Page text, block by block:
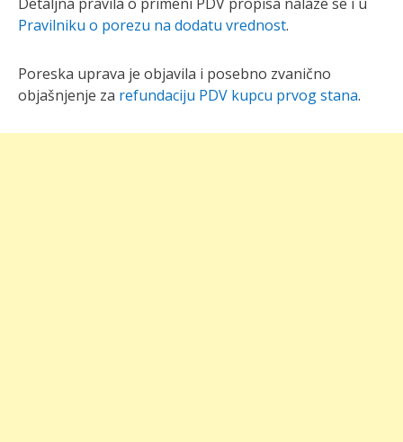
Pravilniku o porezu na dodatu vrednost.
Poreska uprava je objavila i posebno zvanično
objašnjenje za refundaciju PDV kupcu prvog stana.